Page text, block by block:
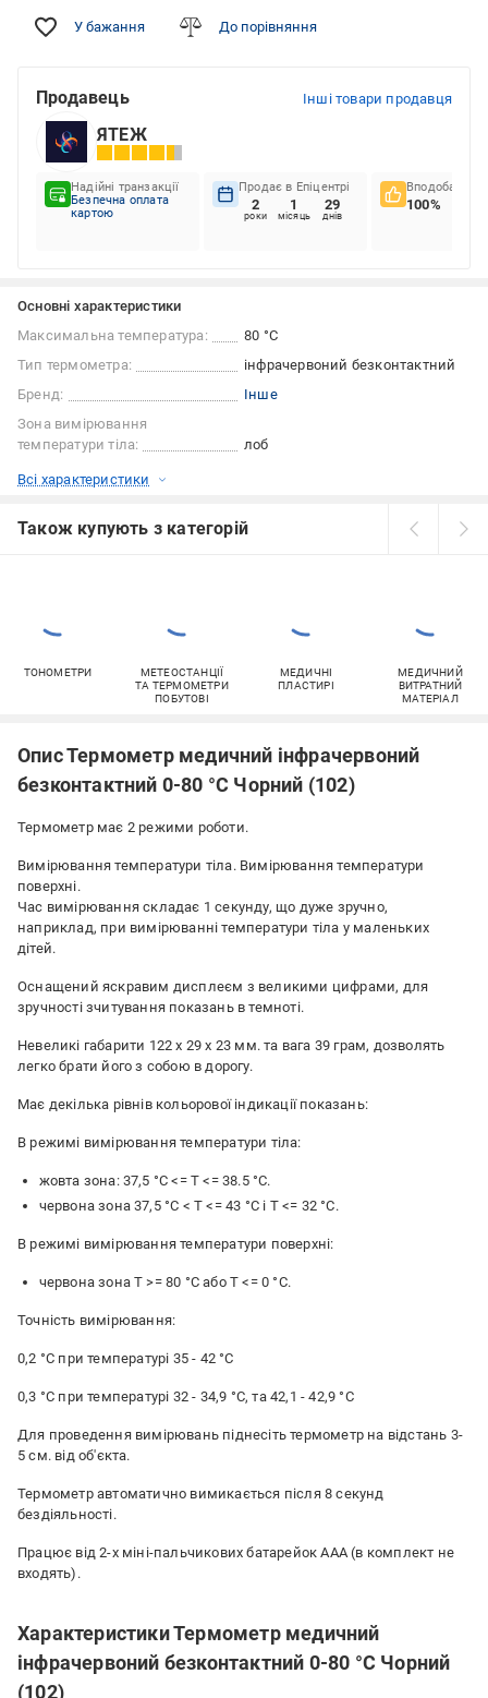
У бажання До порівняння
Продавець Інші товари продавця
ЯТЕЖ
Надійні транзакції
Безпечна оплата
картою
Продає в Епіцентрі
2
роки
1
місяць
29
днів
Вподобання
100%
Основні характеристики
Максимальна температура:
80 °С
Тип термометра:
інфрачервоний безконтактний
Бренд:
Інше
Зона вимірювання
температури тіла:
лоб
Всі характеристики
Також купують з категорій
ТОНОМЕТРИ
МЕТЕОСТАНЦІЇ
ТА ТЕРМОМЕТРИ
ПОБУТОВІ
МЕДИЧНІ
ПЛАСТИРІ
МЕДИЧНИЙ
ВИТРАТНИЙ
МАТЕРІАЛ
Опис Термометр медичний інфрачервоний
безконтактний 0-80 °С Чорний (102)
Термометр має 2 режими роботи.
Вимірювання температури тіла. Вимірювання температури
поверхні.
Час вимірювання складає 1 секунду, що дуже зручно,
наприклад, при вимірюванні температури тіла у маленьких
дітей.
Оснащений яскравим дисплеєм з великими цифрами, для
зручності зчитування показань в темноті.
Невеликі габарити 122 х 29 х 23 мм. та вага 39 грам, дозволять
легко брати його з собою в дорогу.
Має декілька рівнів кольорової індикації показань:
В режимі вимірювання температури тіла:
жовта зона: 37,5 °С <= Т <= 38.5 °С.
червона зона 37,5 °С < Т <= 43 °С і Т <= 32 °С.
В режимі вимірювання температури поверхні:
червона зона Т >= 80 °С або Т <= 0 °С.
Точність вимірювання:
0,2 °С при температурі 35 - 42 °С
0,3 °С при температурі 32 - 34,9 °С, та 42,1 - 42,9 °С
Для проведення вимірювань піднесіть термометр на відстань 3-
5 см. від об'єкта.
Термометр автоматично вимикається після 8 секунд
бездіяльності.
Працює від 2-х міні-пальчикових батарейок ААА (в комплект не
входять).
Характеристики Термометр медичний
інфрачервоний безконтактний 0-80 °С Чорний
(102)